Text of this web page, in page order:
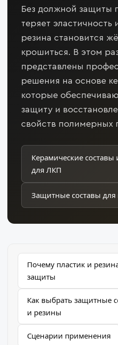
Без должной защиты
теряет эластичность
резина становится
крошиться. В этом
представлены
решения на основе
которые
защиту и
свойств полимерных
Керамические составы
для ЛКП
Защитные составы для
Почему пластик и
защиты
Как выбрать защитные
и резины
Сценарии применения